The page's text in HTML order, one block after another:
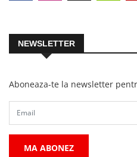
NEWSLETTER
Aboneaza-te la newsletter
MA ABONEZ